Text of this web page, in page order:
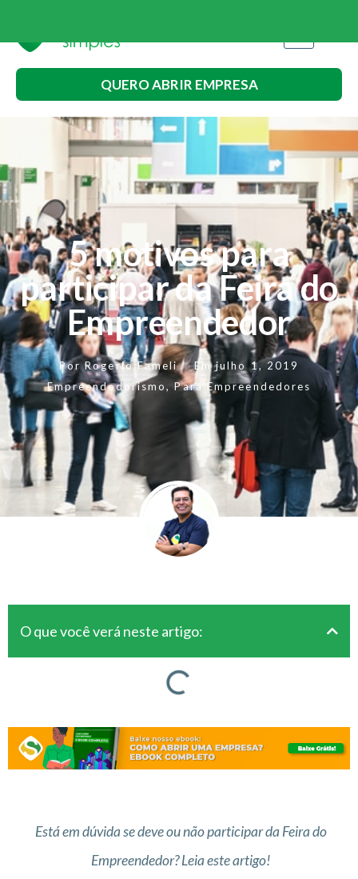
QUERO ABRIR EMPRESA
5 motivos para
participar da Feira do
Empreendedor
PorRogerio Fameli Em julho 1, 2019
Empreendedorismo,Para Empreendedores
O que você verá neste artigo:
Está em dúvida se deve ou não participar da Feira do
Empreendedor? Leia este artigo!